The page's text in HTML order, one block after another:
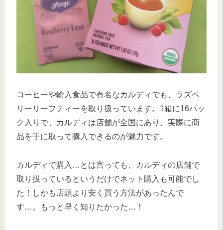
コーヒーや輸入食品で有名なカルディでも、ラズベ
リーリーフティーを取り扱っています。1箱に16パッ
ク入りで、カルディは店舗が全国にあり、実際に商
品を手に取って購入できるのが魅力です。
カルディで購入…とは言っても、カルディの店舗で
取り扱っているというだけでネット購入も可能でし
た！しかも店頭より安く買う方法があったんで
す…。もっと早く知りたかった…！